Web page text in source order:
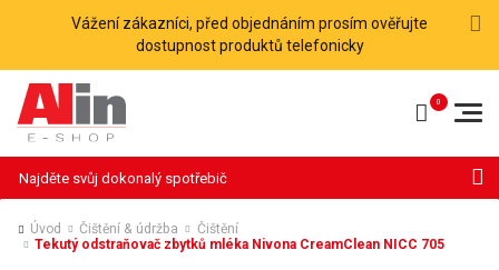
Vážení zákazníci, před objednáním prosím ověřujte
dostupnost produktů telefonicky
Úvod Čištění & údržba
Čištění
Tekutý odstraňovač zbytků mléka Nivona CreamClean NICC 705